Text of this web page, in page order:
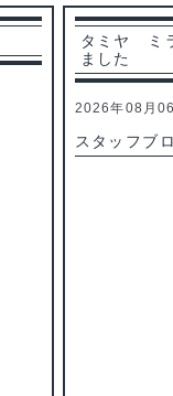
タミヤ ミ
ました
2026年08月06
スタッフブ